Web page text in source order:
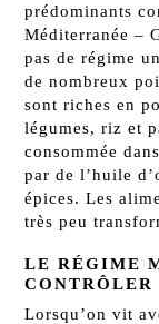
prédominants
Méditerranée –
pas de régime
de nombreux
sont riches en
légumes, riz et
consommée
par de l’huile
épices. Les
très peu
LE RÉGIME
Lorsqu’on vit